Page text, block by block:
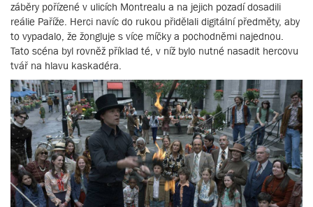
záběry pořízené v ulicích Montrealu a na jejich pozadí dosadili
reálie Paříže. Herci navíc do rukou přidělali digitální předměty, aby
to vypadalo, že žongluje s více míčky a pochodněmi najednou.
Tato scéna byl rovněž příklad té, v níž bylo nutné nasadit hercovu
tvář na hlavu kaskadéra.